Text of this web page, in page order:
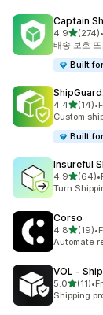
Captain
4.9별 5개 중
(274)
총 리뷰 274•
배송 보호
Built
4.4별 5개 중
(14)
총 리뷰 14개
•
Custom
Built
Insureful
4.9별 5개 중
(64)
총 리뷰 64개
•
Turn
Corso
4.8별 5개 중
(19)
총 리뷰 19개
•
Automate
VOL ‑
5.0별 5개 중
(11)
총 리뷰 11개
•
Shipping